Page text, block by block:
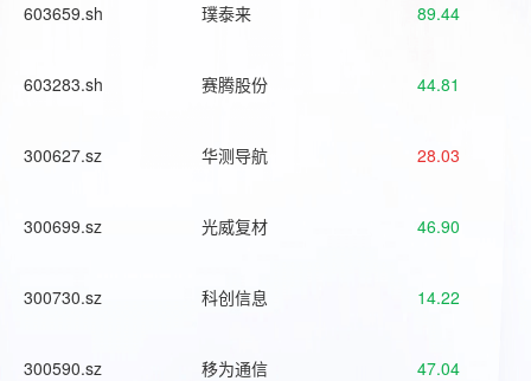
603659.sh 璞泰来 89.44
603283.sh 赛腾股份 44.81
300627.sz 华测导航 28.03
300699.sz 光威复材 46.90
300730.sz 科创信息 14.22
300590.sz 移为通信 47.04